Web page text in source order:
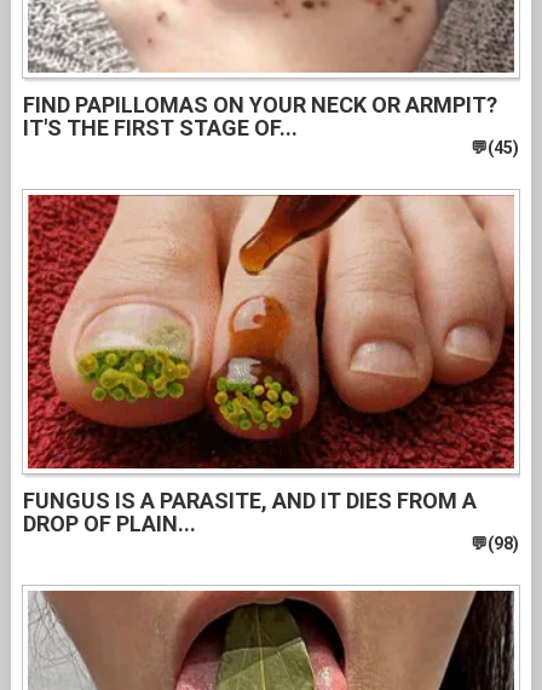
FIND PAPILLOMAS ON YOUR NECK OR ARMPIT?
IT'S THE FIRST STAGE OF...
FUNGUS IS A PARASITE, AND IT DIES FROM A
DROP OF PLAIN...